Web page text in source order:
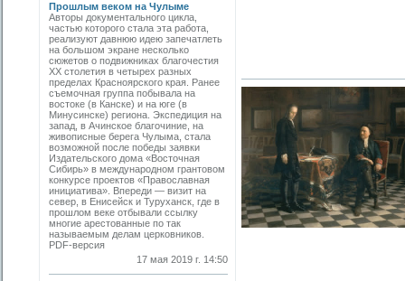
Прошлым веком на Чулыме
Авторы документального цикла,
частью которого стала эта работа,
реализуют давнюю идею запечатлеть
на большом экране несколько
сюжетов о подвижниках благочестия
ХХ столетия в четырех разных
пределах Красноярского края. Ранее
съемочная группа побывала на
востоке (в Канске) и на юге (в
Минусинске) региона. Экспедиция на
запад, в Ачинское благочиние, на
живописные берега Чулыма, стала
возможной после победы заявки
Издательского дома «Восточная
Сибирь» в международном грантовом
конкурсе проектов «Православная
инициатива». Впереди — визит на
север, в Енисейск и Туруханск, где в
прошлом веке отбывали ссылку
многие арестованные по так
называемым делам церковников.
PDF-версия
17 мая 2019 г. 14:50